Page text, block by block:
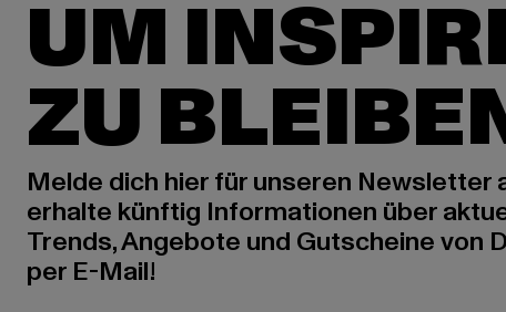
UM
ZU
Melde dich hier für unseren Newsletter
erhalte künftig Informationen über
Trends, Angebote und Gutscheine von
per E-Mail!